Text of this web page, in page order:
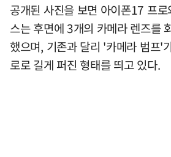
공개된 사진을 보면 아이폰17 프
스는 후면에 3개의 카메라 렌즈를
했으며, 기존과 달리 '카메라 범프'
로로 길게 퍼진 형태를 띄고 있다.